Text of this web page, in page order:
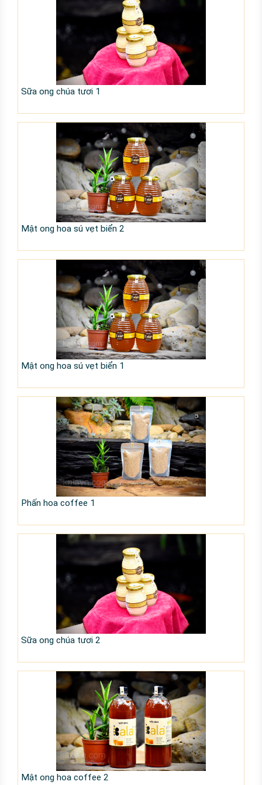
Sữa ong chúa tươi 1
Mật ong hoa sú vẹt biển 2
Mật ong hoa sú vẹt biển 1
Phấn hoa coffee 1
Sữa ong chúa tươi 2
Mật ong hoa coffee 2